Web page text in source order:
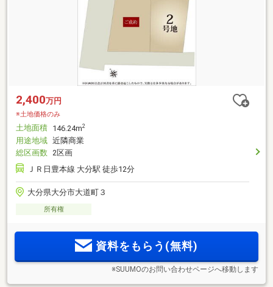
2,400万円
※土地価格のみ
土地面積 146.24m2
用途地域 近隣商業
総区画数 2区画
ＪＲ日豊本線 大分駅 徒歩12分
大分県大分市大道町３
所有権
資料をもらう(無料)
※SUUMOのお問い合わせページへ移動します